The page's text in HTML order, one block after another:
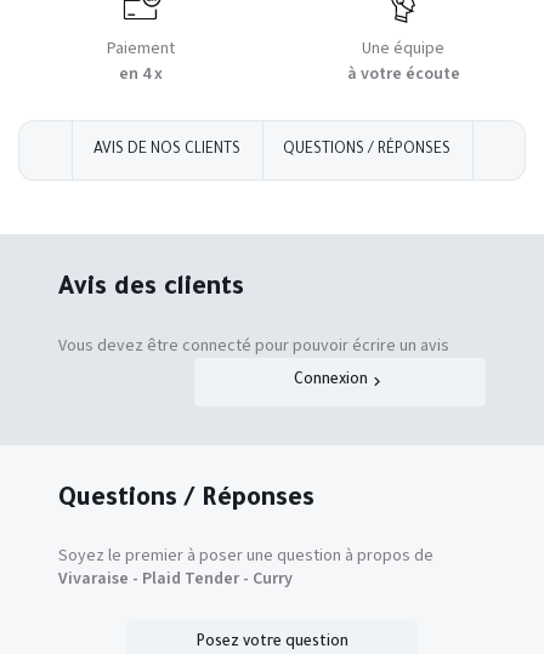
Paiement
en 4 x
Une équipe
à votre écoute
AVIS DE NOS CLIENTS QUESTIONS / RÉPONSES
Avis des clients
Vous devez être connecté pour pouvoir écrire un avis
Connexion
Questions / Réponses
Soyez le premier à poser une question à propos de
Vivaraise - Plaid Tender - Curry
Posez votre question